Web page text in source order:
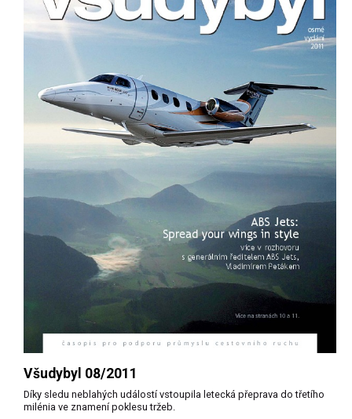
Všudybyl 08/2011
Díky sledu neblahých událostí vstoupila letecká přeprava do třetího
milénia ve znamení poklesu tržeb.